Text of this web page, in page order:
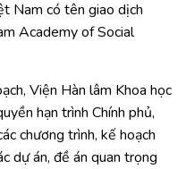
Nam có tên giao dịch
Academy of Social
Viện Hàn lâm Khoa học
hạn trình Chính phủ,
chương trình, kế hoạch
dự án, đề án quan trọng